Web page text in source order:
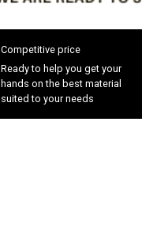
Competitive price
Ready to help you get your
hands on the best material
suited to your needs